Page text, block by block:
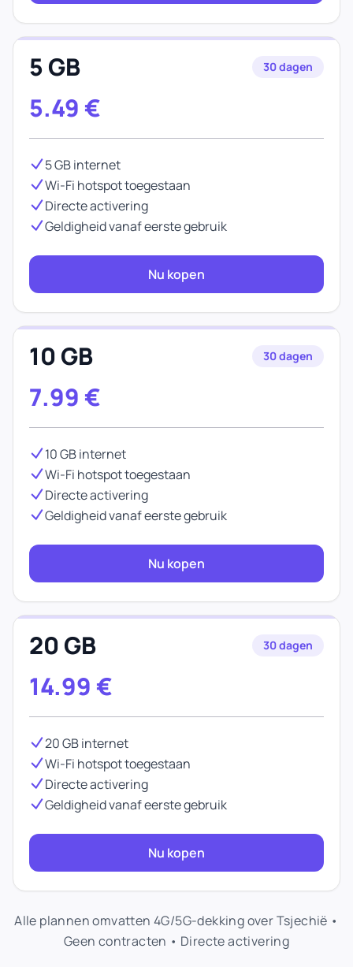
5 GB 30 dagen
5.49 €
5 GB internet
Wi-Fi hotspot toegestaan
Directe activering
Geldigheid vanaf eerste gebruik
Nu kopen
10 GB 30 dagen
7.99 €
10 GB internet
Wi-Fi hotspot toegestaan
Directe activering
Geldigheid vanaf eerste gebruik
Nu kopen
20 GB 30 dagen
14.99 €
20 GB internet
Wi-Fi hotspot toegestaan
Directe activering
Geldigheid vanaf eerste gebruik
Nu kopen
Alle plannen omvatten 4G/5G-dekking over Tsjechië •
Geen contracten • Directe activering